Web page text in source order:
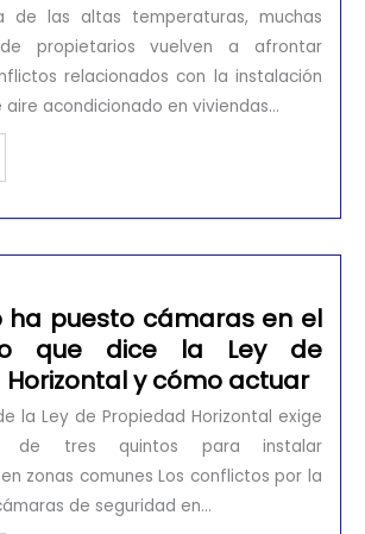
de las altas temperaturas, muchas
de propietarios vuelven a afrontar
relacionados con la instalación
acondicionado en viviendas...
ha puesto cámaras en el
que dice la Ley de
Horizontal y cómo actuar
la Ley de Propiedad Horizontal exige
de tres quintos para instalar
zonas comunes Los conflictos por la
de seguridad en...